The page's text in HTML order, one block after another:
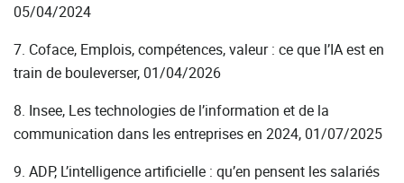
05/04/2024
7. Coface, Emplois, compétences, valeur : ce que l’IA est en
train de bouleverser, 01/04/2026
8. Insee, Les technologies de l’information et de la
communication dans les entreprises en 2024, 01/07/2025
9. ADP, L’intelligence artificielle : qu’en pensent les salariés